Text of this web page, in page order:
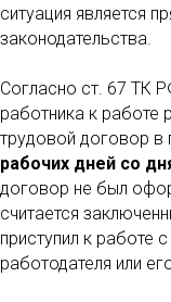
ситуация является
законодательства.
Согласно ст. 67 ТК
работника к работе
трудовой договор
рабочих дней со
договор не был
считается
приступил к работе
работодателя или